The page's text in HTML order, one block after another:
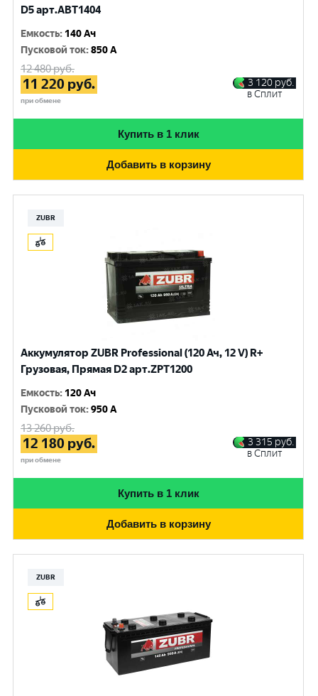
D5 арт.ABT1404
Емкость: 140 Ач
Пусковой ток:850 A
12 480руб.
11 220 руб.
при обмене
3 120 руб.
в Сплит
Купить в 1 клик
Добавить в корзину
ZUBR
Аккумулятор ZUBR Professional (120 Ач, 12 V) R+
Грузовая, Прямая D2 арт.ZPT1200
Емкость: 120 Ач
Пусковой ток:950 A
13 260руб.
12 180 руб.
при обмене
3 315 руб.
в Сплит
Купить в 1 клик
Добавить в корзину
ZUBR